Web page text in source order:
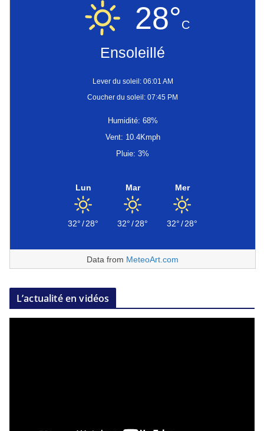
28°C
Ensoleillé
Lever du soleil: 06:01 AM
Coucher du soleil: 07:45 PM
Humidité: 68%
Vent: 10.4Kmph
Pluie: 3%
Lun
32°/28°
Mar
32°/28°
Mer
32°/28°
Data from MeteoArt.com
L’actualité en vidéos